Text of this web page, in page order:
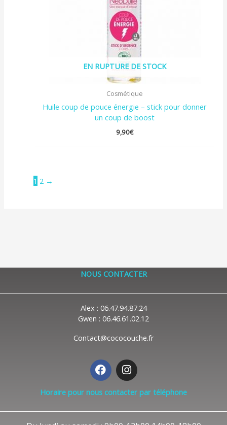
EN RUPTURE DE STOCK
Cosmétique
Huile coup de pouce énergie – stick pour donner
un coup de boost
9,90€
1 2 →
NOUS CONTACTER
Alex : 06.47.94.87.24
Gwen : 06.46.61.02.12
Contact@cococouche.fr
F
a
c
e
I
n
s
t
Horaire pour nous contacter par téléphone